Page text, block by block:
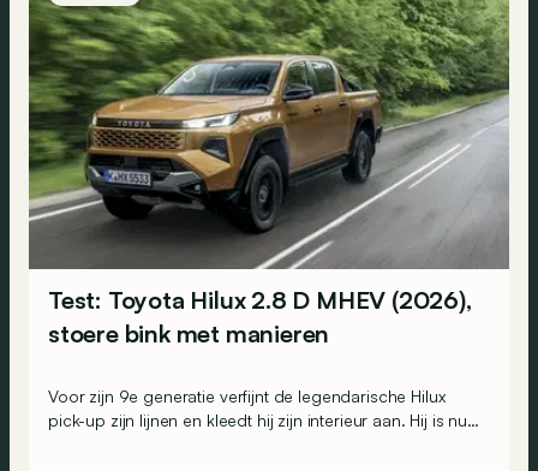
Test: Toyota Hilux 2.8 D MHEV (2026),
stoere bink met manieren
Voor zijn 9e generatie verfijnt de legendarische Hilux
pick-up zijn lijnen en kleedt hij zijn interieur aan. Hij is nu